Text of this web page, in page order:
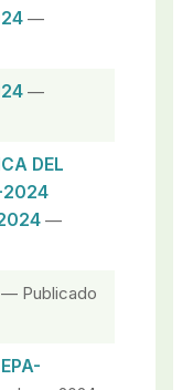
—
—
DEL
2024
—
— Publicado